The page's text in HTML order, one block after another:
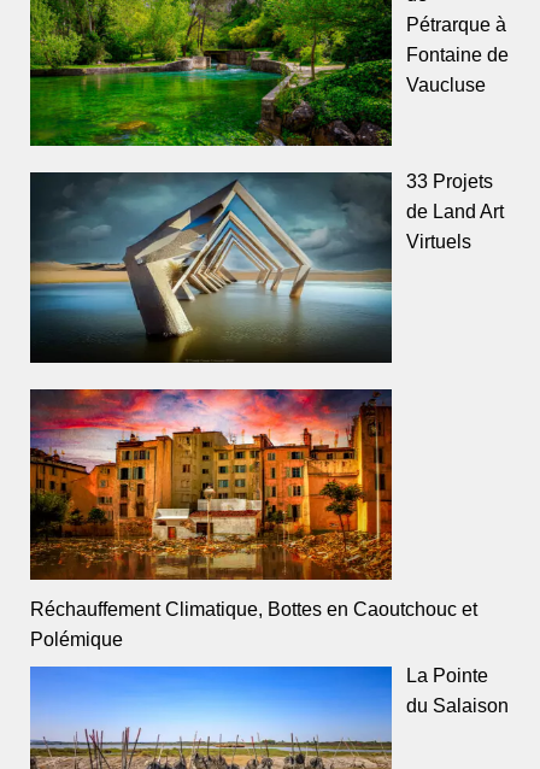
Pétrarque à
Fontaine de
Vaucluse
33 Projets
de Land Art
Virtuels
Réchauffement Climatique, Bottes en Caoutchouc et
Polémique
La Pointe
du Salaison